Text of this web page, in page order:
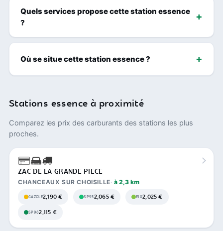
Quels services propose cette station essence
?
Où se situe cette station essence ?
Stations essence à proximité
Comparez les prix des carburants des stations les plus
proches.
ZAC DE LA GRANDE PIECE
CHANCEAUX SUR CHOISILLE à 2,3 km
GAZOLE2,190 € SP952,065 € E102,025 €
SP982,115 €